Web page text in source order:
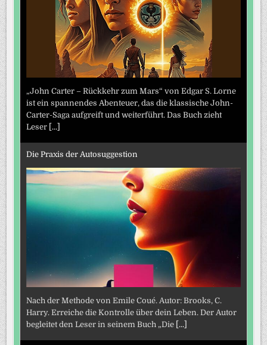
„John Carter – Rückkehr zum Mars“ von Edgar S. Lorne
ist ein spannendes Abenteuer, das die klassische John-
Carter-Saga aufgreift und weiterführt. Das Buch zieht
Leser [...]
Die Praxis der Autosuggestion
Nach der Methode von Emile Coué. Autor: Brooks, C.
Harry. Erreiche die Kontrolle über dein Leben. Der Autor
begleitet den Leser in seinem Buch „Die [...]